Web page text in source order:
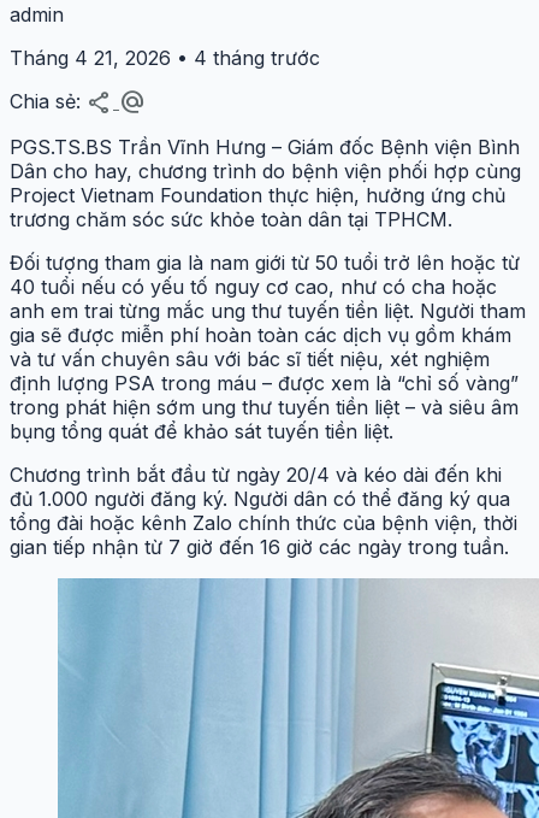
admin
Tháng 4 21, 2026 • 4 tháng trước
Chia sẻ: share alternate_email
PGS.TS.BS Trần Vĩnh Hưng – Giám đốc Bệnh viện Bình
Dân cho hay, chương trình do bệnh viện phối hợp cùng
Project Vietnam Foundation thực hiện, hưởng ứng chủ
trương chăm sóc sức khỏe toàn dân tại TPHCM.
Đối tượng tham gia là nam giới từ 50 tuổi trở lên hoặc từ
40 tuổi nếu có yếu tố nguy cơ cao, như có cha hoặc
anh em trai từng mắc ung thư tuyến tiền liệt. Người tham
gia sẽ được miễn phí hoàn toàn các dịch vụ gồm khám
và tư vấn chuyên sâu với bác sĩ tiết niệu, xét nghiệm
định lượng PSA trong máu – được xem là “chỉ số vàng”
trong phát hiện sớm ung thư tuyến tiền liệt – và siêu âm
bụng tổng quát để khảo sát tuyến tiền liệt.
Chương trình bắt đầu từ ngày 20/4 và kéo dài đến khi
đủ 1.000 người đăng ký. Người dân có thể đăng ký qua
tổng đài hoặc kênh Zalo chính thức của bệnh viện, thời
gian tiếp nhận từ 7 giờ đến 16 giờ các ngày trong tuần.